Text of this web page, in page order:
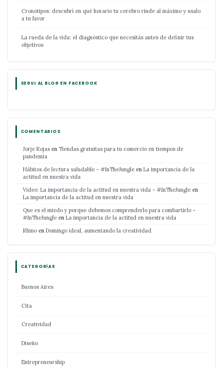
Cronotipos: descubrí en qué horario tu cerebro rinde al máximo y usalo
a tu favor
La rueda de la vida: el diagnóstico que necesitás antes de definir tus
objetivos
SEGUI AL BLOG EN FACEBOOK
COMENTARIOS
Jorje Rojas en Tiendas gratuitas para tu comercio en tiempos de
pandemia
Hábitos de lectura saludable – #InTheJungle en La importancia de la
actitud en nuestra vida
Video: La importancia de la actitud en nuestra vida – #InTheJungle en
La importancia de la actitud en nuestra vida
Que es el miedo y porque debemos comprenderlo para combartirlo –
#InTheJungle en La importancia de la actitud en nuestra vida
Rhino en Domingo ideal, aumentando la creatividad
CATEGORÍAS
Buenos Aires
Cita
Creatividad
Diseño
Entrepreneurship